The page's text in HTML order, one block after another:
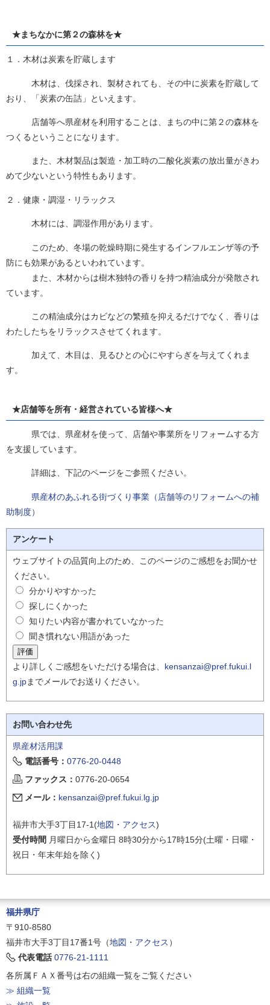
★まちなかに第２の森林を★
１．木材は炭素を貯蔵します
木材は、伐採され、製材されても、その中に炭素を貯蔵して
おり、「炭素の缶詰」といえます。
店舗等へ県産材を利用することは、まちの中に第２の森林を
つくるということになります。
また、木材製品は製造・加工時の二酸化炭素の放出量がきわ
めて少ないという特性もあります。
２．健康・調湿・リラックス
木材には、調湿作用があります。
このため、冬場の乾燥時期に発生するインフルエンザ等の予
防にも効果があるといわれています。
また、木材からは樹木独特の香りを持つ精油成分が発散され
ています。
この精油成分はカビなどの繁殖を抑えるだけでなく、香りは
わたしたちをリラックスさせてくれます。
加えて、木目は、見るひとの心にやすらぎを与えてくれま
す。
★店舗等を所有・経営されている皆様へ★
県では、県産材を使って、店舗や事業所をリフォームする方
を支援しています。
詳細は、下記のページをご参照ください。
県産材のあふれる街づくり事業（店舗等のリフォームへの補
助制度）
アンケート
ウェブサイトの品質向上のため、このページのご感想をお聞かせ
ください。
分かりやすかった
探しにくかった
知りたい内容が書かれていなかった
聞き慣れない用語があった
より詳しくご感想をいただける場合は、 kensanzai@pref.fukui.l
g.jpまでメールでお送りください。
お問い合わせ先
県産材活用課
電話番号： 0776-20-0448
ファックス： 0776-20-0654
メール： kensanzai@pref.fukui.lg.jp
福井市大手3丁目17-1(地図・アクセス)
受付時間 月曜日から金曜日 8時30分から17時15分(土曜・日曜・
祝日・年末年始を除く)
福井県庁
〒910-8580
福井市大手3丁目17番1号（地図・アクセス ）
代表電話 0776-21-1111
各所属ＦＡＸ番号は右の組織一覧をご覧ください
≫ 組織一覧